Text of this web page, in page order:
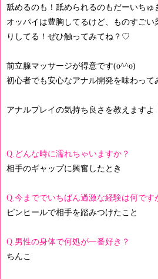
舐めるのも！舐められるのもだーいちゅ
オッパイは豊胸してるけど、ものすごい
りしてる！ぜひ触ってみてね？♡
前立腺マッサージが得意です(o^^o)
初心者でも安心なアナル開発を味わっ
アナルプレイの気持ち良さを教えますよ
Q.どんな時に濡れちゃいますか？
相手のギャップに興奮したとき
Q.今まででいちばん過激な経験は何です
ピンヒールで相手を踏みつけたこと
Q.男性の身体で何処が一番好き？
ちんこ